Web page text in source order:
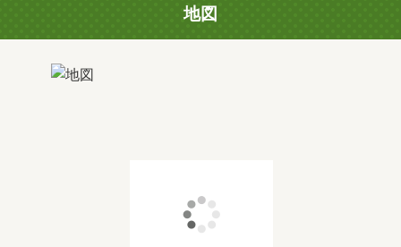
地図